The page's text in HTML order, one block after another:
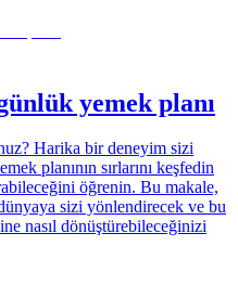
yemek planı
Harika bir deneyim sizi
planının sırlarını keşfedin
öğrenin. Bu makale,
sizi yönlendirecek ve bu
nasıl dönüştürebileceğinizi